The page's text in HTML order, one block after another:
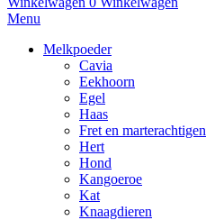
Menu
Melkpoeder
Cavia
Eekhoorn
Egel
Haas
Fret en marterachtigen
Hert
Hond
Kangoeroe
Kat
Knaagdieren